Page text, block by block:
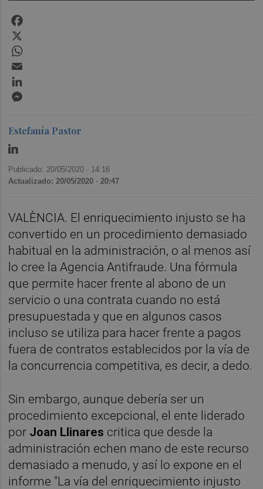
Estefanía Pastor
Publicado: 20/05/2020 · 14:16
Actualizado: 20/05/2020 · 20:47
VALÈNCIA. El enriquecimiento injusto se ha
convertido en un procedimiento demasiado
habitual en la administración, o al menos así
lo cree la Agencia Antifraude. Una fórmula
que permite hacer frente al abono de un
servicio o una contrata cuando no está
presupuestada y que en algunos casos
incluso se utiliza para hacer frente a pagos
fuera de contratos establecidos por la vía de
la concurrencia competitiva, es decir, a dedo.
Sin embargo, aunque debería ser un
procedimiento excepcional, el ente liderado
por Joan Llinares critica que desde la
administración echen mano de este recurso
demasiado a menudo, y así lo expone en el
informe "La vía del enriquecimiento injusto